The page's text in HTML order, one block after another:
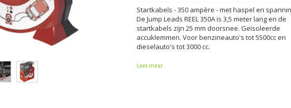
Startkabels - 350 ampère - met haspel en
De Jump Leads REEL 350A is 3,5 meter lang en de
startkabels zijn 25 mm doorsnee. Geïsoleerde
accuklemmen. Voor benzineauto's tot 5500cc en
dieselauto's tot 3000 cc.
Lees meer